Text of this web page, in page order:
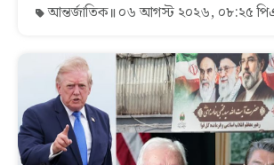
আন্তর্জাতিক ০৬ আগস্ট ২০২৬, ০৮:২৫